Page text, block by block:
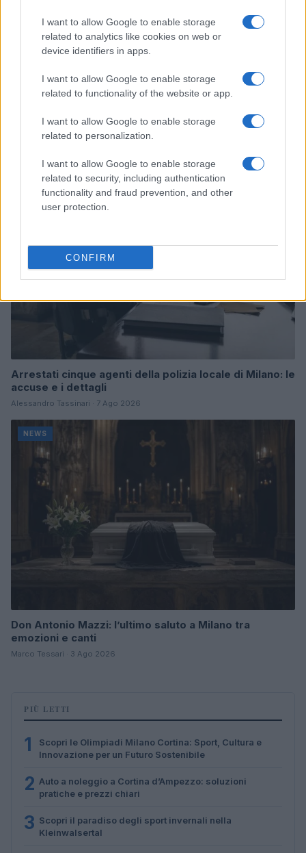
I want to allow Google to enable storage
related to analytics like cookies on web or
device identifiers in apps.
I want to allow Google to enable storage
related to functionality of the website or app.
I want to allow Google to enable storage
related to personalization.
I want to allow Google to enable storage
related to security, including authentication
functionality and fraud prevention, and other
user protection.
CONFIRM
Come scegliere le scarpe da running donna: comfort
e performance
NEWS
Arrestati cinque agenti della polizia locale di Milano: le
accuse e i dettagli
Alessandro Tassinari · 7 Ago 2026
NEWS
Don Antonio Mazzi: l’ultimo saluto a Milano tra
emozioni e canti
Marco Tessari · 3 Ago 2026
PIÙ LETTI
1
Scopri le Olimpiadi Milano Cortina: Sport, Cultura e
Innovazione per un Futuro Sostenibile
2 Auto a noleggio a Cortina d’Ampezzo: soluzioni
pratiche e prezzi chiari
3 Scopri il paradiso degli sport invernali nella
Kleinwalsertal